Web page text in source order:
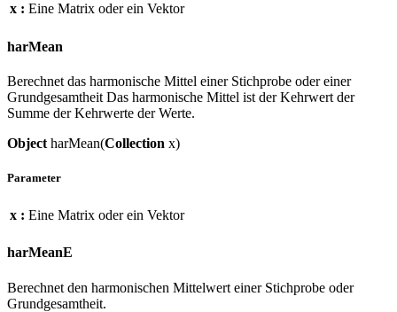
x : Eine Matrix oder ein Vektor
harMean
Berechnet das harmonische Mittel einer Stichprobe oder einer
Grundgesamtheit Das harmonische Mittel ist der Kehrwert der
Summe der Kehrwerte der Werte.
Object harMean(Collection x)
Parameter
x : Eine Matrix oder ein Vektor
harMeanE
Berechnet den harmonischen Mittelwert einer Stichprobe oder
Grundgesamtheit.